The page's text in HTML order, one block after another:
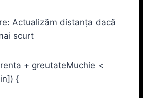
distanța dacă
scurt
+ greutateMuchie <
{